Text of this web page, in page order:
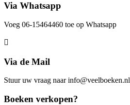
Via Whatsapp
Voeg 06-15464460 toe op Whatsapp
Via de Mail
Stuur uw vraag naar info@veelboeken.nl
Boeken verkopen?